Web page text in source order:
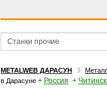
METALWEB ДАРАСУН
в Дарасуне + Россия +